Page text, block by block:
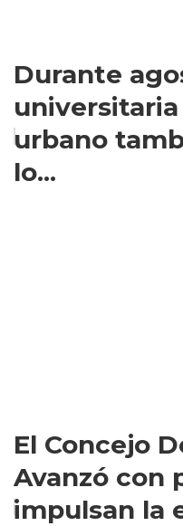
Durante
urbano
lo...
El Concejo
Avanzó con
impulsan la